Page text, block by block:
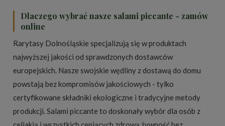
Dlaczego wybrać nasze salami piccante - zamów
online
Rarytasy Dolnośląskie specjalizują się w produktach
najwyższej jakości od sprawdzonych dostawców
europejskich. Nasze swojskie wędliny z dostawą do domu
powstają bez kompromisów jakościowych - tylko
certyfikowane składniki ekologiczne i tradycyjne metody
produkcji. Salami piccante to doskonały wybór dla osób z